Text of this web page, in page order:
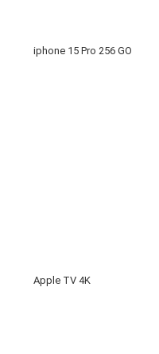
iphone 15 Pro 256 GO
Apple TV 4K